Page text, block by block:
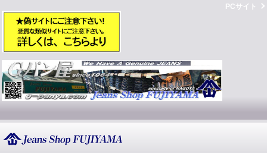
PCサイト